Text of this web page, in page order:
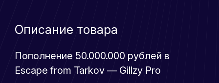
Описание товара
Пополнение 50.000.000 рублей в
Escape from Tarkov — Gillzy Pro